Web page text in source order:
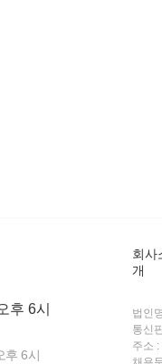
후 6시
후 6시
회사
개
법인
통신
주소